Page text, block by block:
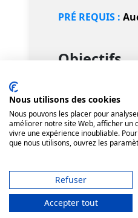
PRÉ REQUIS :
Objectifs
FORMATION,
seront capables
Apprendre les
accomplir en
Appliquer les
Nous utilisons des cookies
Nous pouvons les placer pour
améliorer notre site Web, afficher un
vivre une expérience inoubliable.
que nous utilisons, ouvrez les
Refuser
Accepter tout